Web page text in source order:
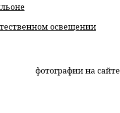
освещении
фотографии на сайте